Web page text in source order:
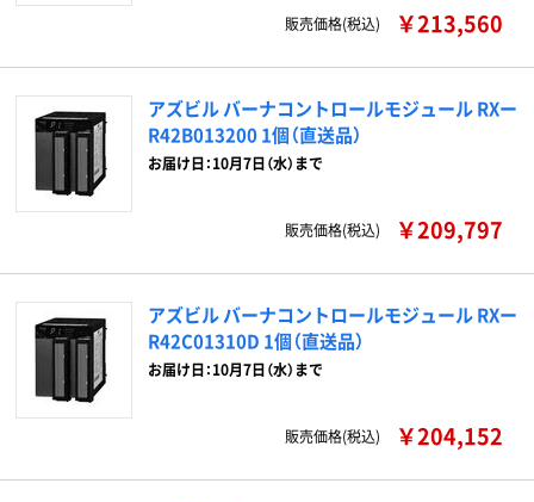
販売価格(税込) ￥213,560
アズビル バーナコントロールモジュール RXー
R42B013200 1個（直送品）
お届け日：10月7日（水）まで
販売価格(税込) ￥209,797
アズビル バーナコントロールモジュール RXー
R42C01310D 1個（直送品）
お届け日：10月7日（水）まで
販売価格(税込) ￥204,152